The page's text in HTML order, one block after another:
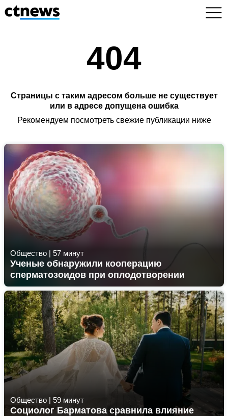
404
Страницы с таким адресом больше не существует
или в адресе допущена ошибка
Рекомендуем посмотреть свежие публикации ниже
Общество | 57 минут
Ученые обнаружили кооперацию
сперматозоидов при оплодотворении
Общество | 59 минут
Социолог Барматова сравнила влияние